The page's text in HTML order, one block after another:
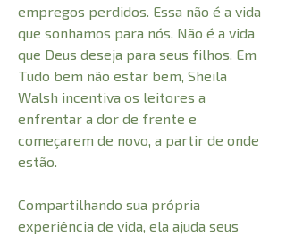
empregos perdidos. Essa não é a vida
que sonhamos para nós. Não é a vida
que Deus deseja para seus filhos. Em
Tudo bem não estar bem, Sheila
Walsh incentiva os leitores a
enfrentar a dor de frente e
começarem de novo, a partir de onde
estão.
Compartilhando sua própria
experiência de vida, ela ajuda seus